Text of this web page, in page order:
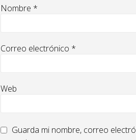
Nombre *
Correo electrónico *
Web
Guarda mi nombre, correo